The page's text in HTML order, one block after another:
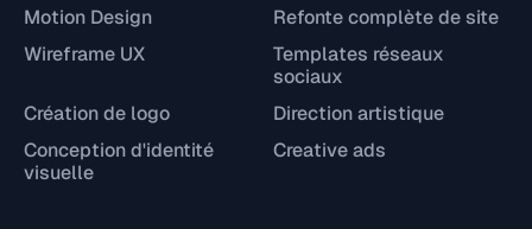
Motion Design
Refonte complète de site
Wireframe UX
Templates réseaux
sociaux
Création de logo
Direction artistique
Conception d'identité
visuelle
Creative ads